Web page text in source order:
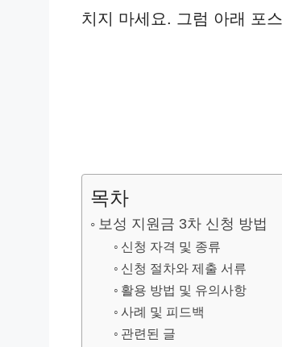
치지 마세요. 그럼 아래 포
목차
보성 지원금 3차 신청 방법
신청 자격 및 종류
신청 절차와 제출 서류
활용 방법 및 유의사항
사례 및 피드백
관련된 글